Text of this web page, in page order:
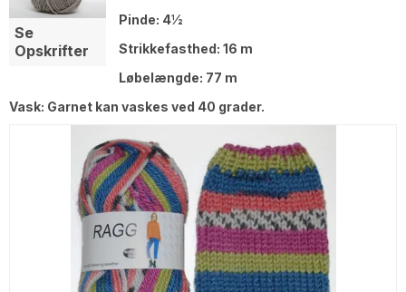
Se
Opskrifter
Pinde: 4½
Strikkefasthed: 16 m
Løbelængde: 77 m
Vask: Garnet kan vaskes ved 40 grader.